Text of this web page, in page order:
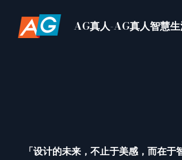
AG真人-AG真人智慧
「设计的未来，不止于美感，而在于